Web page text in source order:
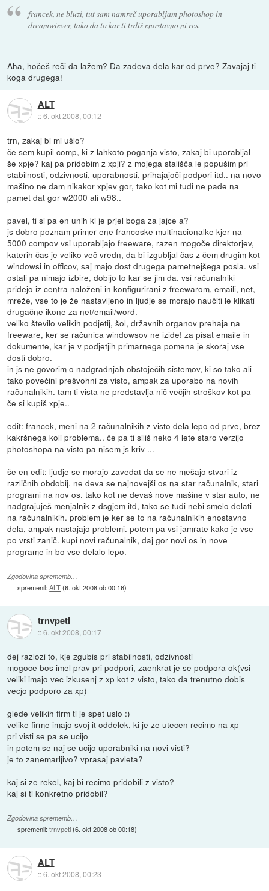
francek, ne bluzi, tut sam namreč uporabljam photoshop in
dreamwiever, tako da to kar ti trdiš enostavno ni res.
Aha, hočeš reči da lažem? Da zadeva dela kar od prve? Zavajaj ti
koga drugega!
ALT
::6. okt 2008, 00:12
trn, zakaj bi mi ušlo?
če sem kupil comp, ki z lahkoto poganja visto, zakaj bi uporabljal
še xpje? kaj pa pridobim z xpji? z mojega stališča le popušim pri
stabilnosti, odzivnosti, uporabnosti, prihajajoči podpori itd.. na novo
mašino ne dam nikakor xpjev gor, tako kot mi tudi ne pade na
pamet dat gor w2000 ali w98..
pavel, ti si pa en unih ki je prjel boga za jajce a?
js dobro poznam primer ene francoske multinacionalke kjer na
5000 compov vsi uporabljajo freeware, razen mogoče direktorjev,
katerih čas je veliko več vredn, da bi izgubljal čas z čem drugim kot
windowsi in officov, saj majo dost drugega pametnejšega posla. vsi
ostali pa nimajo izbire, dobijo to kar se jim da. vsi računalniki
pridejo iz centra naloženi in konfigurirani z freewarom, emaili, net,
mreže, vse to je že nastavljeno in ljudje se morajo naučiti le klikati
drugačne ikone za net/email/word.
veliko število velikih podjetij, šol, državnih organov prehaja na
freeware, ker se računica windowsov ne izide! za pisat emaile in
dokumente, kar je v podjetjih primarnega pomena je skoraj vse
dosti dobro.
in js ne govorim o nadgradnjah obstoječih sistemov, ki so tako ali
tako povečini prešvohni za visto, ampak za uporabo na novih
računalnikih. tam ti vista ne predstavlja nič večjih stroškov kot pa
če si kupiš xpje..
edit: francek, meni na 2 računalnikih z visto dela lepo od prve, brez
kakršnega koli problema.. če pa ti siliš neko 4 lete staro verzijo
photoshopa na visto pa nisem js kriv ...
še en edit: ljudje se morajo zavedat da se ne mešajo stvari iz
različnih obdobij. ne deva se najnovejši os na star računalnik, stari
programi na nov os. tako kot ne devaš nove mašine v star auto, ne
nadgrajuješ menjalnik z dsgjem itd, tako se tudi nebi smelo delati
na računalnikih. problem je ker se to na računalnikih enostavno
dela, ampak nastajajo problemi. potem pa vsi jamrate kako je vse
po vrsti zanič. kupi novi računalnik, daj gor novi os in nove
programe in bo vse delalo lepo.
Zgodovina sprememb…
spremenil:ALT(6. okt 2008 ob 00:16)
trnvpeti
::6. okt 2008, 00:17
dej razlozi to, kje zgubis pri stabilnosti, odzivnosti
mogoce bos imel prav pri podpori, zaenkrat je se podpora ok(vsi
veliki imajo vec izkusenj z xp kot z visto, tako da trenutno dobis
vecjo podporo za xp)
glede velikih firm ti je spet uslo :)
velike firme imajo svoj it oddelek, ki je ze utecen recimo na xp
pri visti se pa se ucijo
in potem se naj se ucijo uporabniki na novi visti?
je to zanemarljivo? vprasaj pavleta?
kaj si ze rekel, kaj bi recimo pridobili z visto?
kaj si ti konkretno pridobil?
Zgodovina sprememb…
spremenil:trnvpeti(6. okt 2008 ob 00:18)
ALT
::6. okt 2008, 00:23